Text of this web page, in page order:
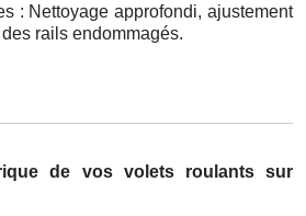
: Nettoyage approfondi, ajustement
rails endommagés.
de vos volets roulants sur